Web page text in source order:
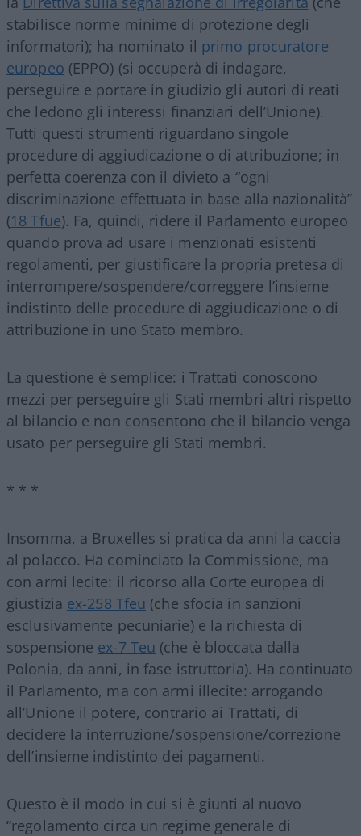
stabilisce norme minime di protezione degli
informatori); ha nominato il primo procuratore
europeo (EPPO) (si occuperà di indagare,
perseguire e portare in giudizio gli autori di reati
che ledono gli interessi finanziari dell’Unione).
Tutti questi strumenti riguardano singole
procedure di aggiudicazione o di attribuzione; in
perfetta coerenza con il divieto a “ogni
discriminazione effettuata in base alla nazionalità”
(18 Tfue). Fa, quindi, ridere il Parlamento europeo
quando prova ad usare i menzionati esistenti
regolamenti, per giustificare la propria pretesa di
interrompere/sospendere/correggere l’insieme
indistinto delle procedure di aggiudicazione o di
attribuzione in uno Stato membro.
La questione è semplice: i Trattati conoscono
mezzi per perseguire gli Stati membri altri rispetto
al bilancio e non consentono che il bilancio venga
usato per perseguire gli Stati membri.
* * *
Insomma, a Bruxelles si pratica da anni la caccia
al polacco. Ha cominciato la Commissione, ma
con armi lecite: il ricorso alla Corte europea di
giustizia ex-258 Tfeu (che sfocia in sanzioni
esclusivamente pecuniarie) e la richiesta di
sospensione ex-7 Teu (che è bloccata dalla
Polonia, da anni, in fase istruttoria). Ha continuato
il Parlamento, ma con armi illecite: arrogando
all’Unione il potere, contrario ai Trattati, di
decidere la interruzione/sospensione/correzione
dell’insieme indistinto dei pagamenti.
Questo è il modo in cui si è giunti al nuovo
“regolamento circa un regime generale di